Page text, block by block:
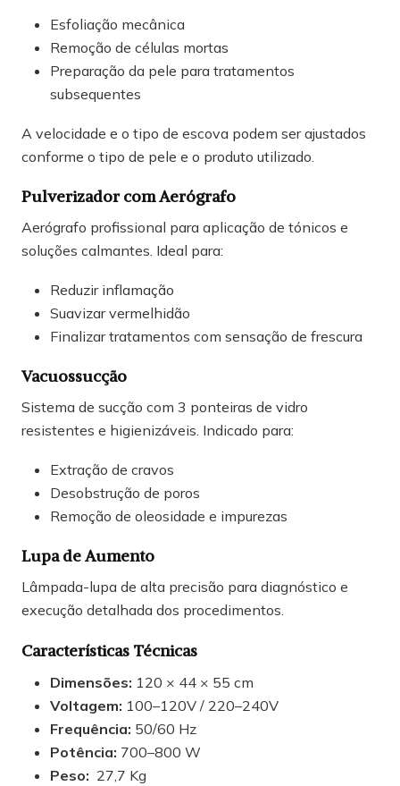
Esfoliação mecânica
Remoção de células mortas
Preparação da pele para tratamentos
subsequentes
A velocidade e o tipo de escova podem ser ajustados
conforme o tipo de pele e o produto utilizado.
Pulverizador com Aerógrafo
Aerógrafo profissional para aplicação de tónicos e
soluções calmantes. Ideal para:
Reduzir inflamação
Suavizar vermelhidão
Finalizar tratamentos com sensação de frescura
Vacuossucção
Sistema de sucção com 3 ponteiras de vidro
resistentes e higienizáveis. Indicado para:
Extração de cravos
Desobstrução de poros
Remoção de oleosidade e impurezas
Lupa de Aumento
Lâmpada-lupa de alta precisão para diagnóstico e
execução detalhada dos procedimentos.
Características Técnicas
Dimensões: 120 × 44 × 55 cm
Voltagem: 100–120V / 220–240V
Frequência: 50/60 Hz
Potência: 700–800 W
Peso: 27,7 Kg